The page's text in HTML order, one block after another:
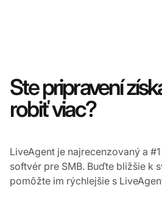
Ste pripravení
robiť viac?
LiveAgent je najrecenzovaný a
softvér pre SMB. Buďte bližšie k
pomôžte im rýchlejšie s